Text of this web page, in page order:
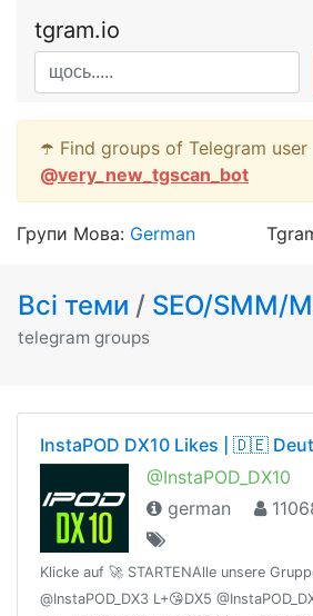
tgram.io
☂️ Find groups of Telegram user
@very_new_tgscan_bot
Групи Мова: German
Всі теми / SEO/SMM/
telegram groups
@InstaPOD_DX10
german
Klicke auf 🚀 STARTENAlle unsere
@InstaPOD_DX3 L+😘DX5